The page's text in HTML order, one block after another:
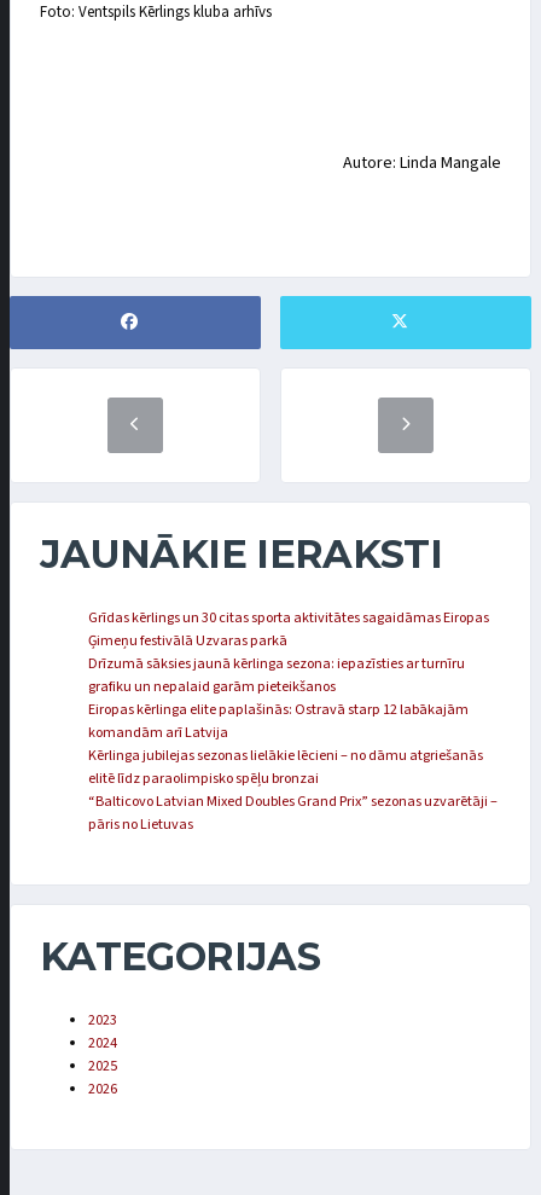
Foto: Ventspils Kērlings kluba arhīvs
Autore: Linda Mangale
JAUNĀKIE IERAKSTI
Grīdas kērlings un 30 citas sporta aktivitātes sagaidāmas Eiropas
Ģimeņu festivālā Uzvaras parkā
Drīzumā sāksies jaunā kērlinga sezona: iepazīsties ar turnīru
grafiku un nepalaid garām pieteikšanos
Eiropas kērlinga elite paplašinās: Ostravā starp 12 labākajām
komandām arī Latvija
Kērlinga jubilejas sezonas lielākie lēcieni – no dāmu atgriešanās
elitē līdz paraolimpisko spēļu bronzai
“Balticovo Latvian Mixed Doubles Grand Prix” sezonas uzvarētāji –
pāris no Lietuvas
KATEGORIJAS
2023
2024
2025
2026